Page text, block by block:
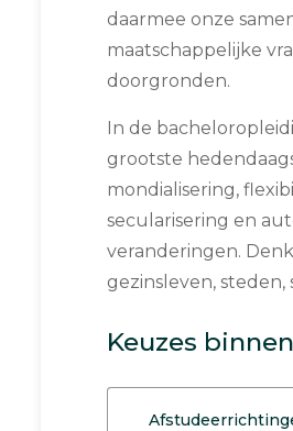
daarmee onze
maatschappelijke
doorgronden.
In de
grootste
mondialisering,
secularisering en
veranderingen.
gezinsleven,
Keuzes